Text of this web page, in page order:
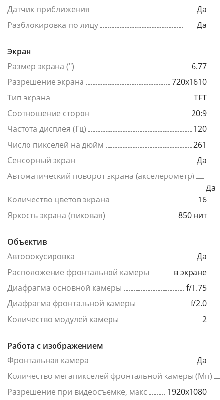
Датчик приближения
Да
Разблокировка по лицу
Да
Экран
Размер экрана (")
6.77
Разрешение экрана
720x1610
Тип экрана
TFT
Соотношение сторон
20:9
Частота дисплея (Гц)
120
Число пикселей на дюйм
261
Сенсорный экран
Да
Автоматический поворот экрана (акселерометр)
Да
Количество цветов экрана
16
Яркость экрана (пиковая)
850 нит
Объектив
Автофокусировка
Да
Расположение фронтальной камеры
в экране
Диафрагма основной камеры
f/1.75
Диафрагма фронтальной камеры
f/2.0
Количество модулей камеры
2
Работа с изображением
Фронтальная камера
Да
Количество мегапикселей фронтальной камеры (Мп)
Разрешение при видеосъемке, макс
1920x1080